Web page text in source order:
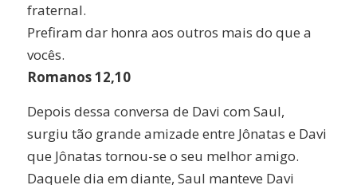
fraternal.
Prefiram dar honra aos outros mais do que a
vocês.
Romanos 12,10
Depois dessa conversa de Davi com Saul,
surgiu tão grande amizade entre Jônatas e Davi
que Jônatas tornou-se o seu melhor amigo.
Daquele dia em diante, Saul manteve Davi